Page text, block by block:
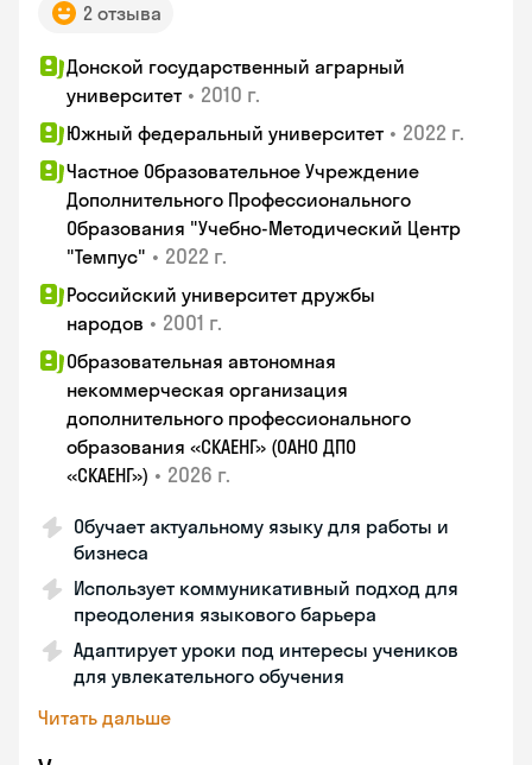
2 отзыва
Донской государственный аграрный
университет • 2010 г.
Южный федеральный университет • 2022 г.
Частное Образовательное Учреждение
Дополнительного Профессионального
Образования "Учебно-Методический Центр
"Темпус" • 2022 г.
Российский университет дружбы
народов • 2001 г.
Образовательная автономная
некоммерческая организация
дополнительного профессионального
образования «СКАЕНГ» (ОАНО ДПО
«СКАЕНГ») • 2026 г.
Обучает актуальному языку для работы и
бизнеса
Использует коммуникативный подход для
преодоления языкового барьера
Адаптирует уроки под интересы учеников
для увлекательного обучения
Читать дальше